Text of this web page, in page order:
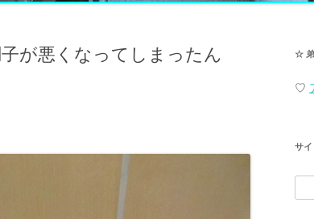
が悪くなってしまったん
☆ 弟
♡
サイ
索: